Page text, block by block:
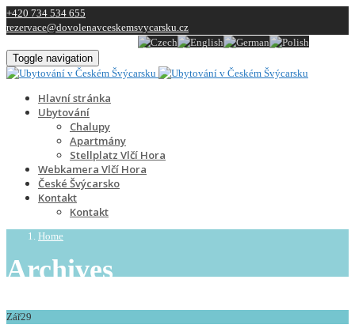
+420 734 534 655
rezervace@dovolenavceskemsvycarsku.cz
Toggle navigation
Hlavní stránka
Ubytování
Chalupy
Apartmány
Stellplatz Vlčí Hora
Webkamera Vlčí Hora
České Švýcarsko
Kontakt
Kontakt
Home
Archives
Zář29